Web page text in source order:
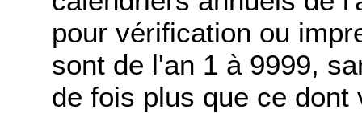
pour vérification ou
sont de l'an 1 à 9999,
de fois plus que ce dont